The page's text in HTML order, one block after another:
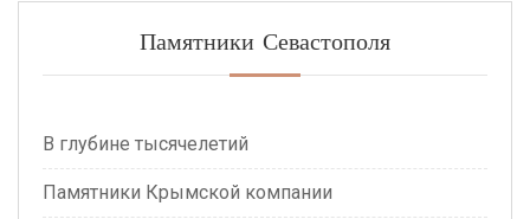
Памятники Севастополя
В глубине тысячелетий
Памятники Крымской компании